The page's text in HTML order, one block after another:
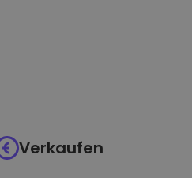
Verkaufen